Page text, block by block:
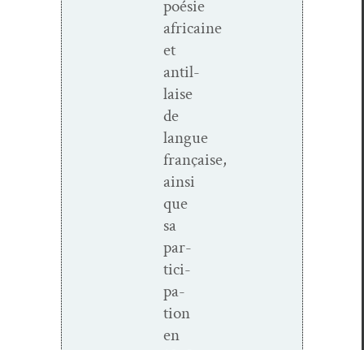
poésie
africaine
et
antil­
laise
de
langue
française,
ain­si
que
sa
par­
tic­i­
pa­
tion
en